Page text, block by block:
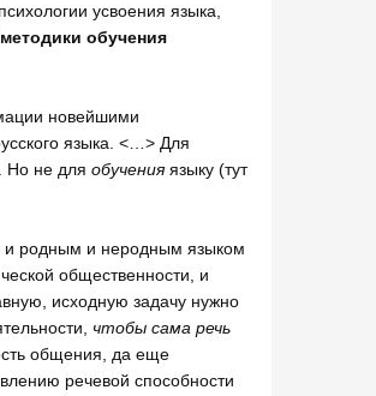
усвоения языка,
обучения
новейшими
языка. <…> Для
Но не для обученияязыку (тут
и родным и неродным языком
общественности, и
исходную задачу нужно
чтобы сама речь
общения, да еще
речевой способности